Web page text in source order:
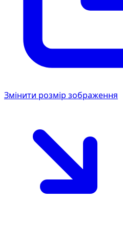
Змінити розмір зображення